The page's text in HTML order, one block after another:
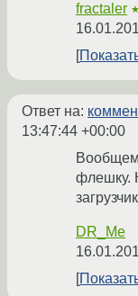
fractaler
Ответ на:
13:47:44 +00:00
флешку.
DR_Me